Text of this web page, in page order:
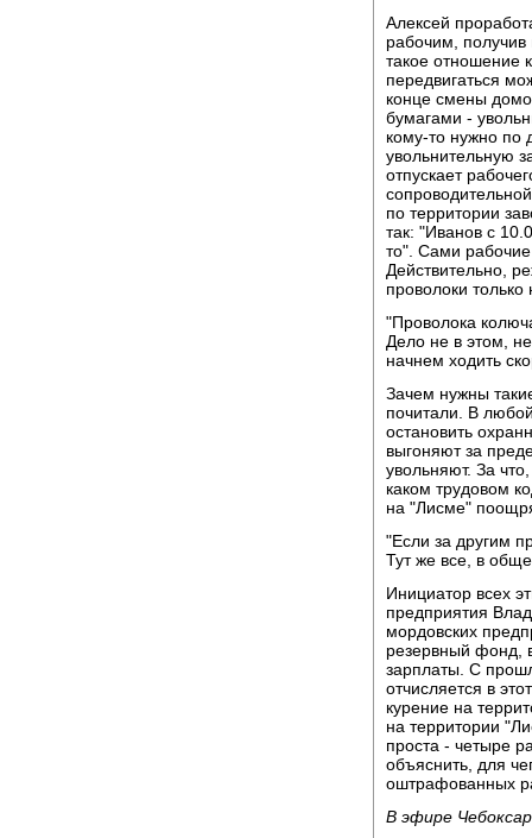
Алексей
рабочим,
такое отношение
передвигаться
конце смены
бумагами -
кому-то нужно по
увольнительную
отпускает
по территории
так: "Иванов с
то". Сами
Действительно,
проволоки только
"Проволока
Дело не в этом,
начнем ходить
Зачем нужны
почитали. В
остановить
выгоняют за
увольняют. За
каком трудовом
на "Лисме"
"Если за другим
Тут же все, в
Инициатор всех
предприятия
мордовских
резервный фонд,
зарплаты. С
отчисляется в
курение на
на территории
проста - четыре
объяснить, для
оштрафованных
В эфире